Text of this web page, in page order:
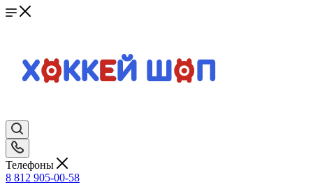
Телефоны
8 812 905-00-58